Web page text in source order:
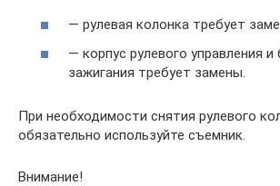
— рулевая колонка требует
— корпус рулевого управления и
зажигания требует замены.
При необходимости снятия рулевого
обязательно используйте съемник.
Внимание!